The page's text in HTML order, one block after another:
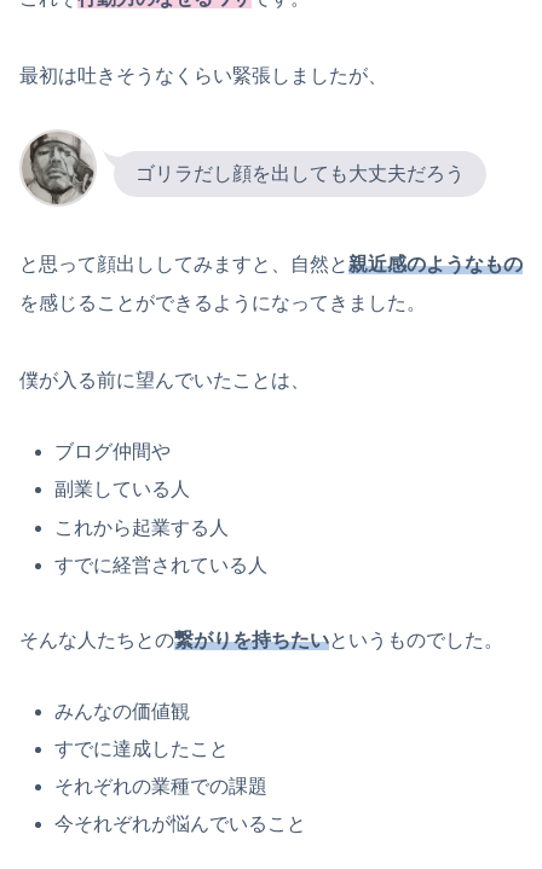
最初は吐きそうなくらい緊張しましたが、
ゴリラだし顔を出しても大丈夫だろう
と思って顔出ししてみますと、自然と親近感のようなもの
を感じることができるようになってきました。
僕が入る前に望んでいたことは、
ブログ仲間や
副業している人
これから起業する人
すでに経営されている人
そんな人たちとの繋がりを持ちたいというものでした。
みんなの価値観
すでに達成したこと
それぞれの業種での課題
今それぞれが悩んでいること